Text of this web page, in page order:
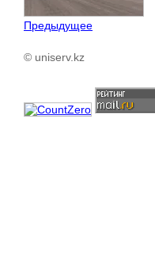
Предыдущее
© uniserv.kz